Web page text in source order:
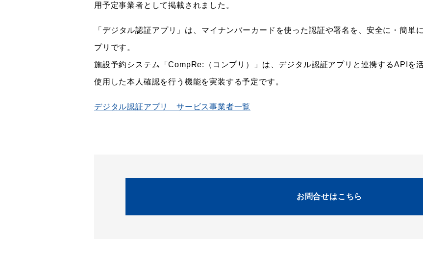
用予定事業者として掲載されました。
「デジタル認証アプリ」は、マイナンバーカードを使った認証や署名を、安全に・簡単
プリです。
施設予約システム「CompRe:（コンプリ）」は、デジタル認証アプリと連携するAPIを
使用した本人確認を行う機能を実装する予定です。
デジタル認証アプリ サービス事業者一覧
お問合せはこちら